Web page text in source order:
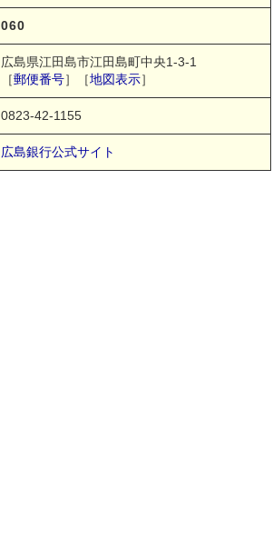
060
広島県江田島市江田島町中央1-3-1
［郵便番号］［地図表示］
0823-42-1155
広島銀行公式サイト